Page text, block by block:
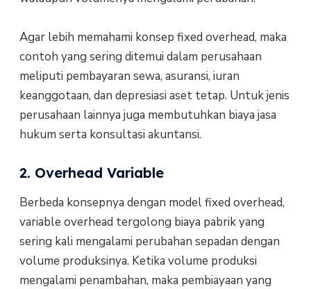
Agar lebih memahami konsep fixed overhead, maka
contoh yang sering ditemui dalam perusahaan
meliputi pembayaran sewa, asuransi, iuran
keanggotaan, dan depresiasi aset tetap. Untuk jenis
perusahaan lainnya juga membutuhkan biaya jasa
hukum serta konsultasi akuntansi.
2. Overhead Variable
Berbeda konsepnya dengan model fixed overhead,
variable overhead tergolong biaya pabrik yang
sering kali mengalami perubahan sepadan dengan
volume produksinya. Ketika volume produksi
mengalami penambahan, maka pembiayaan yang